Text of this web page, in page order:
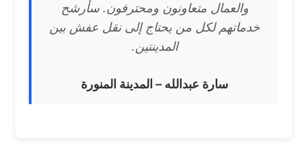
والعمال متعاونون ومحترفون. سأرشح
خدماتهم لكل من يحتاج إلى نقل عفش بين
المدينتين.
سارة عبدالله – المدينة المنورة